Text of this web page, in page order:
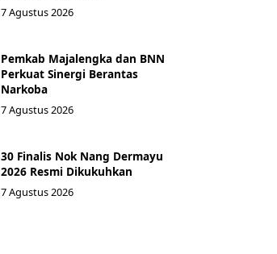
7 Agustus 2026
Pemkab Majalengka dan BNN
Perkuat Sinergi Berantas
Narkoba
7 Agustus 2026
30 Finalis Nok Nang Dermayu
2026 Resmi Dikukuhkan
7 Agustus 2026